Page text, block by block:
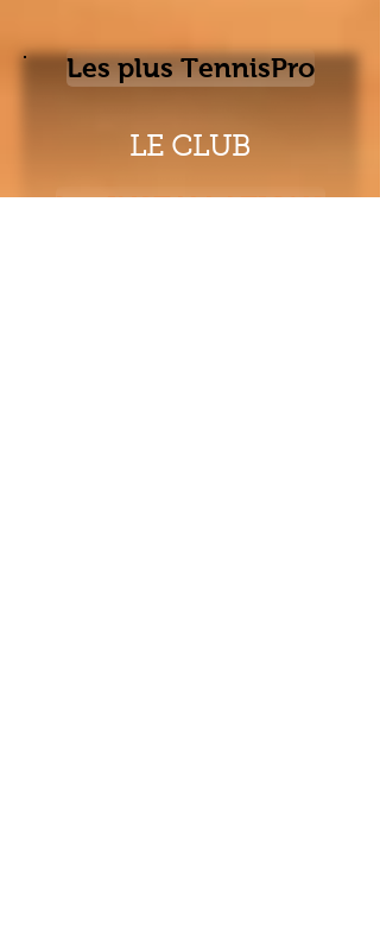
Les plus TennisPro
LE CLUB
Les INSTALLATIONS